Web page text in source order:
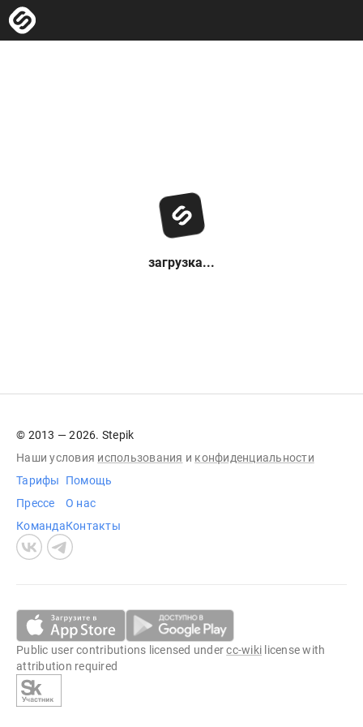
загрузка...
© 2013 — 2026. Stepik
Наши условия использования и конфиденциальности
Тарифы
Прессе
Команда
Помощь
О нас
Контакты
Public user contributions licensed undercc-wiki license with
attribution required